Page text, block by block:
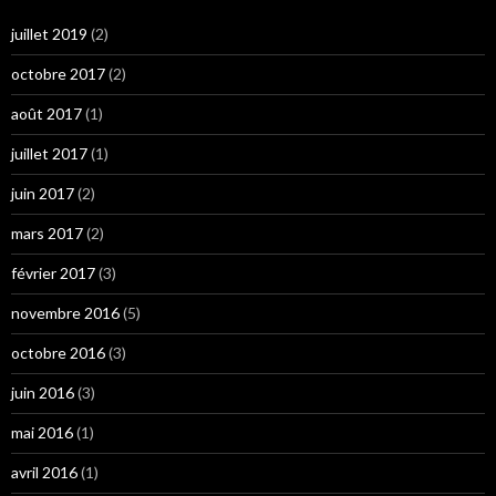
juillet 2019 (2)
octobre 2017(2)
août 2017(1)
juillet 2017(1)
juin 2017(2)
mars 2017(2)
février 2017(3)
novembre 2016(5)
octobre 2016(3)
juin 2016(3)
mai 2016(1)
avril 2016(1)